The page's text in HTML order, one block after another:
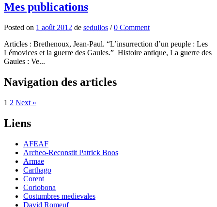
Mes publications
Posted on 1 août 2012 de sedullos /0 Comment
Articles : Brethenoux, Jean-Paul. “L’insurrection d’un peuple : Les
Lémovices et la guerre des Gaules.” Histoire antique, La guerre des
Gaules : Ve...
Navigation des articles
1 2 Next »
Liens
AFEAF
Archeo-Reconstit Patrick Boos
Armae
Carthago
Corent
Coriobona
Costumbres medievales
David Romeuf